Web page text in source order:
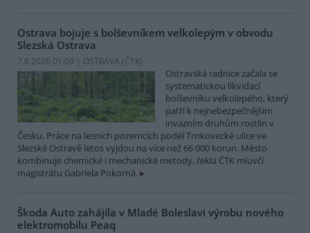
Ostrava bojuje s bolševníkem velkolepým v obvodu
Slezská Ostrava
7.8.2026 01:09 | OSTRAVA (ČTK)
Ostravská radnice začala se
systematickou likvidací
bolševníku velkolepého, který
patří k nejnebezpečnějším
invazním druhům rostlin v
Česku. Práce na lesních pozemcích podél Trnkovecké ulice ve
Slezské Ostravě letos vyjdou na více než 66 000 korun. Město
kombinuje chemické i mechanické metody, řekla ČTK mluvčí
magistrátu Gabriela Pokorná.
Škoda Auto zahájila v Mladé Boleslavi výrobu nového
elektromobilu Peaq